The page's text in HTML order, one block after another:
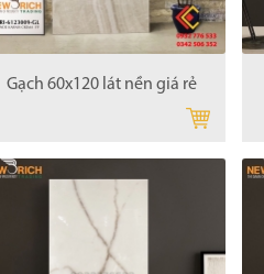
Gạch 60x120 lát nền giá rẻ